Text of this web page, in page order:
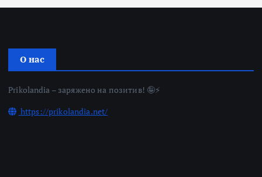
О нас
Prikolandia – заряжено на позитив! 🤪⚡
https://prikolandia.net/